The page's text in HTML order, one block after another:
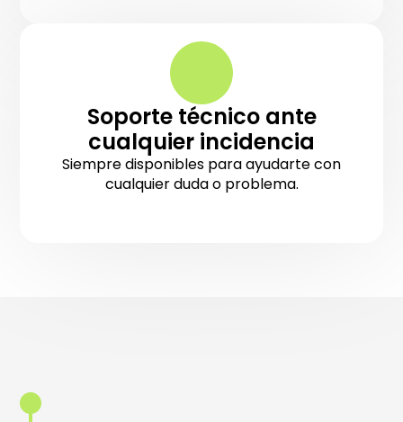
Soporte técnico ante
cualquier incidencia
Siempre disponibles para ayudarte con
cualquier duda o problema.